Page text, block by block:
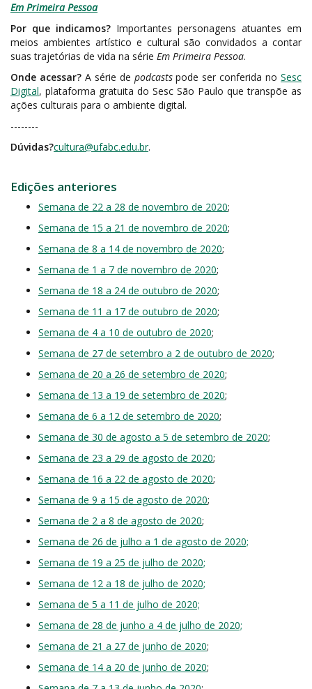
Em Primeira Pessoa
Por que indicamos? Importantes personagens atuantes em
meios ambientes artístico e cultural são convidados a contar
suas trajetórias de vida na série Em Primeira Pessoa.
Onde acessar?A série de podcastspode ser conferida noSesc
Digital, plataforma gratuita do Sesc São Paulo que transpõe as
ações culturais para o ambiente digital.
--------
Dúvidas?cultura@ufabc.edu.br.
Edições anteriores
Semana de 22 a 28 de novembro de 2020;
Semana de 15 a 21 de novembro de 2020;
Semana de 8 a 14 de novembro de 2020;
Semana de 1 a 7 de novembro de 2020;
Semana de 18 a 24 de outubro de 2020;
Semana de 11 a 17 de outubro de 2020;
Semana de 4 a 10 de outubro de 2020;
Semana de 27 de setembro a 2 de outubro de 2020;
Semana de 20 a 26 de setembro de 2020;
Semana de 13 a 19 de setembro de 2020;
Semana de 6 a 12 de setembro de 2020;
Semana de 30 de agosto a 5 de setembro de 2020;
Semana de 23 a 29 de agosto de 2020;
Semana de 16 a 22 de agosto de 2020;
Semana de 9 a 15 de agosto de 2020;
Semana de 2 a 8 de agosto de 2020;
Semana de 26 de julho a 1 de agosto de 2020;
Semana de 19 a 25 de julho de 2020;
Semana de 12 a 18 de julho de 2020;
Semana de 5 a 11 de julho de 2020;
Semana de 28 de junho a 4 de julho de 2020;
Semana de 21 a 27 de junho de 2020;
Semana de 14 a 20 de junho de 2020;